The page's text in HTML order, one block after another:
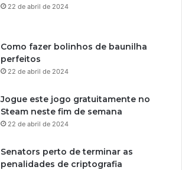
22 de abril de 2024
Como fazer bolinhos de baunilha
perfeitos
22 de abril de 2024
Jogue este jogo gratuitamente no
Steam neste fim de semana
22 de abril de 2024
Senators perto de terminar as
penalidades de criptografia